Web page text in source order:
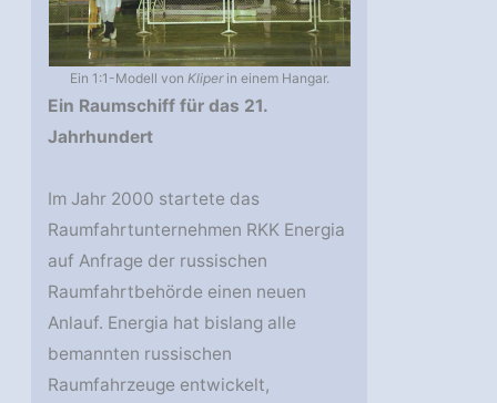
Ein 1:1-Modell von Kliperin einem Hangar.
Ein Raumschiff für das 21.
Jahrhundert
Im Jahr 2000 startete das
Raumfahrtunternehmen RKK Energia
auf Anfrage der russischen
Raumfahrtbehörde einen neuen
Anlauf. Energia hat bislang alle
bemannten russischen
Raumfahrzeuge entwickelt,